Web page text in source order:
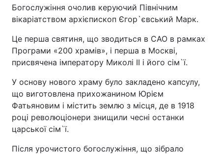
Богослужіння очолив керуючий Північним
вікаріатством архієпископ Єгор`євський Марк.
Це перша святиня, що зводиться в САО в рамках
Програми «200 храмів», і перша в Москві,
присвячена імператору Миколі II і його сім`ї.
У основу нового храму було закладено капсулу,
що виготовлена ​​прихожанином Юрієм
Фатьяновим і містить землю з місця, де в 1918
році революціонери знищили чесні останки
царської сім`ї.
Після урочистого богослужіння, що зібрало